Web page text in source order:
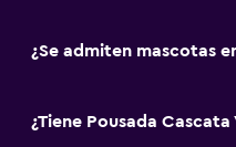
Chimenea exterior
¿Se admiten mascotas
¿Tiene Pousada